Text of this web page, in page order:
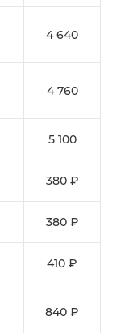
4 640
4 760
5 100
380 ₽
380 ₽
410 ₽
840 ₽